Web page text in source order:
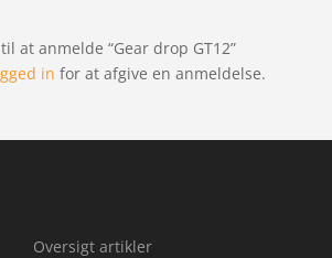
at anmelde “Gear drop GT12”
in for at afgive en anmeldelse.
Oversigt artikler